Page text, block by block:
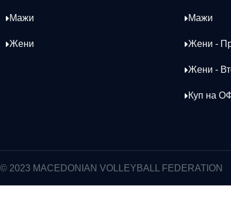
Мажи
Жени
Мажи
Жени -
Жени -
Куп на
© 2023 MACEDONIAN VOLLEYBALL FEDERATION